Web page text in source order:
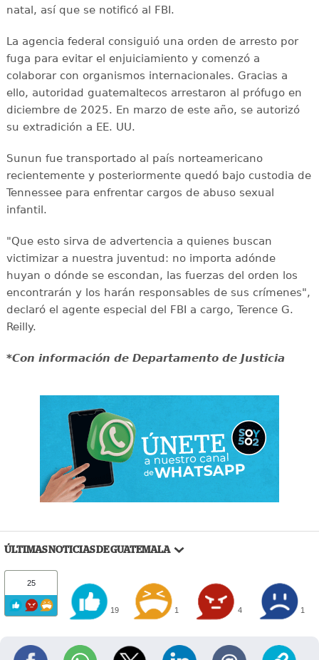
natal, así que se notificó al FBI.
La agencia federal consiguió una orden de arresto por
fuga para evitar el enjuiciamiento y comenzó a
colaborar con organismos internacionales. Gracias a
ello, autoridad guatemaltecos arrestaron al prófugo en
diciembre de 2025. En marzo de este año, se autorizó
su extradición a EE. UU.
Sunun fue transportado al país norteamericano
recientemente y posteriormente quedó bajo custodia de
Tennessee para enfrentar cargos de abuso sexual
infantil.
"Que esto sirva de advertencia a quienes buscan
victimizar a nuestra juventud: no importa adónde
huyan o dónde se escondan, las fuerzas del orden los
encontrarán y los harán responsables de sus crímenes",
declaró el agente especial del FBI a cargo, Terence G.
Reilly.
*Con información de Departamento de Justicia
ÚLTIMAS NOTICIAS DE GUATEMALA
25
19 1 4 1